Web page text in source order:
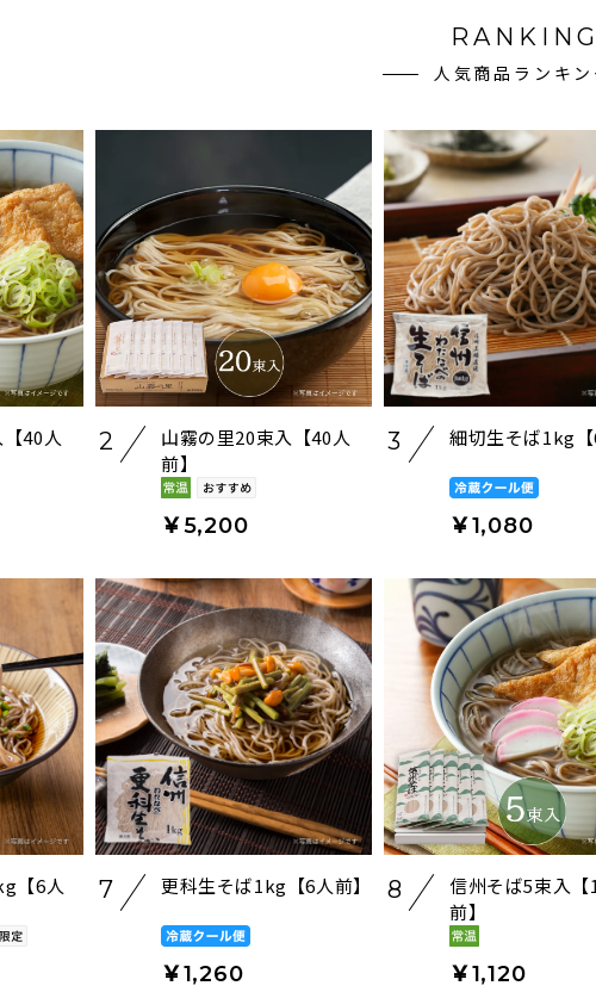
RANKING
人気商品ランキン
40人
2
山霧の里20束入【40人
前】
￥5,200
3 細切生そば1kg【
￥1,080
【6人
7 更科生そば1kg【6人前】
￥1,260
8
信州そば5束入【
前】
￥1,120